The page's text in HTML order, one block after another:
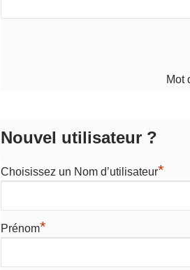
Mot
Nouvel utilisateur ?
Choisissez un Nom d’utilisateur*
Prénom*